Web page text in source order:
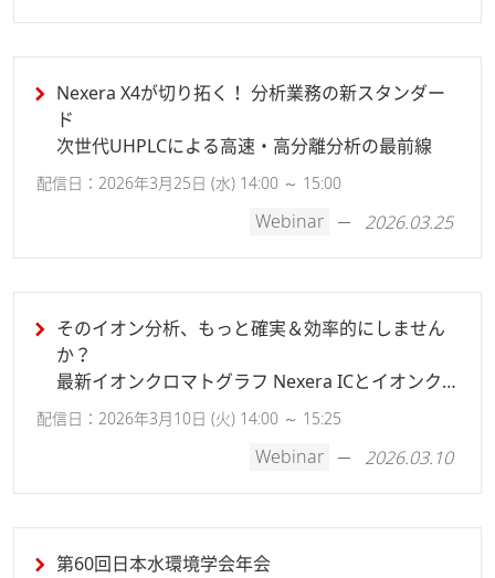
Nexera X4が切り拓く！ 分析業務の新スタンダー
ド
次世代UHPLCによる高速・高分離分析の最前線
配信日：2026年3月25日 (水) 14:00 ～ 15:00
Webinar 2026.03.25
そのイオン分析、もっと確実＆効率的にしません
か？
最新イオンクロマトグラフ Nexera ICとイオンク
ロマトグラフィーの基礎とノウハウのご紹介
配信日：2026年3月10日 (火) 14:00 ～ 15:25
Webinar 2026.03.10
第60回日本水環境学会年会